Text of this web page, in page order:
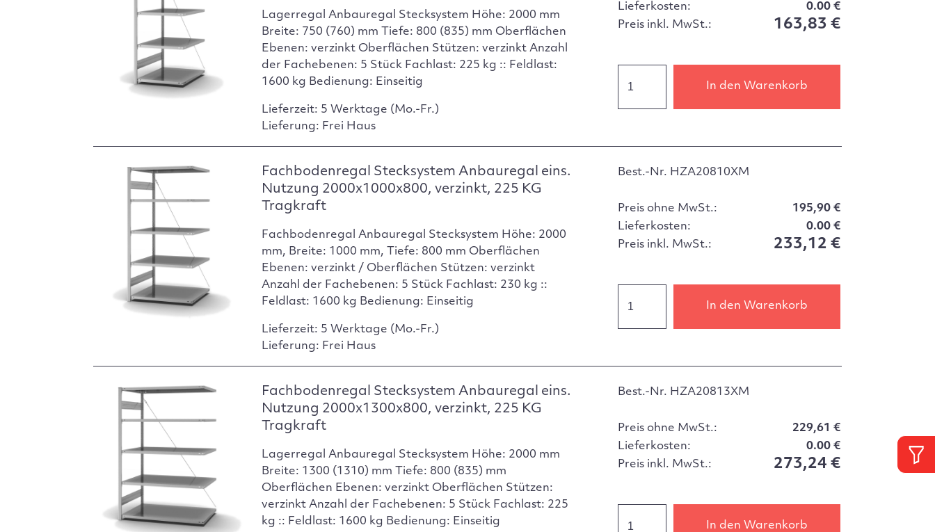
Lagerregal Anbauregal Stecksystem Höhe: 2000 mm
Breite: 750 (760) mm Tiefe: 800 (835) mm Oberflächen
Ebenen: verzinkt Oberflächen Stützen: verzinkt Anzahl
der Fachebenen: 5 Stück Fachlast: 225 kg :: Feldlast:
1600 kg Bedienung: Einseitig
Lieferzeit: 5 Werktage (Mo.-Fr.)
Lieferung: Frei Haus
Lieferkosten:
0.00 €
Preis inkl. MwSt.:
163,83 €
In den Warenkorb
Fachbodenregal Stecksystem Anbauregal eins.
Nutzung 2000x1000x800, verzinkt, 225 KG
Tragkraft
Fachbodenregal Anbauregal Stecksystem Höhe: 2000
mm, Breite: 1000 mm, Tiefe: 800 mm Oberflächen
Ebenen: verzinkt / Oberflächen Stützen: verzinkt
Anzahl der Fachebenen: 5 Stück Fachlast: 230 kg ::
Feldlast: 1600 kg Bedienung: Einseitig
Lieferzeit: 5 Werktage (Mo.-Fr.)
Lieferung: Frei Haus
Best.-Nr. HZA20810XM
Preis ohne MwSt.:
195,90 €
Lieferkosten:
0.00 €
Preis inkl. MwSt.:
233,12 €
In den Warenkorb
Fachbodenregal Stecksystem Anbauregal eins.
Nutzung 2000x1300x800, verzinkt, 225 KG
Tragkraft
Lagerregal Anbauregal Stecksystem Höhe: 2000 mm
Breite: 1300 (1310) mm Tiefe: 800 (835) mm
Oberflächen Ebenen: verzinkt Oberflächen Stützen:
verzinkt Anzahl der Fachebenen: 5 Stück Fachlast: 225
kg :: Feldlast: 1600 kg Bedienung: Einseitig
Best.-Nr. HZA20813XM
Preis ohne MwSt.:
229,61 €
Lieferkosten:
0.00 €
Preis inkl. MwSt.:
273,24 €
In den Warenkorb